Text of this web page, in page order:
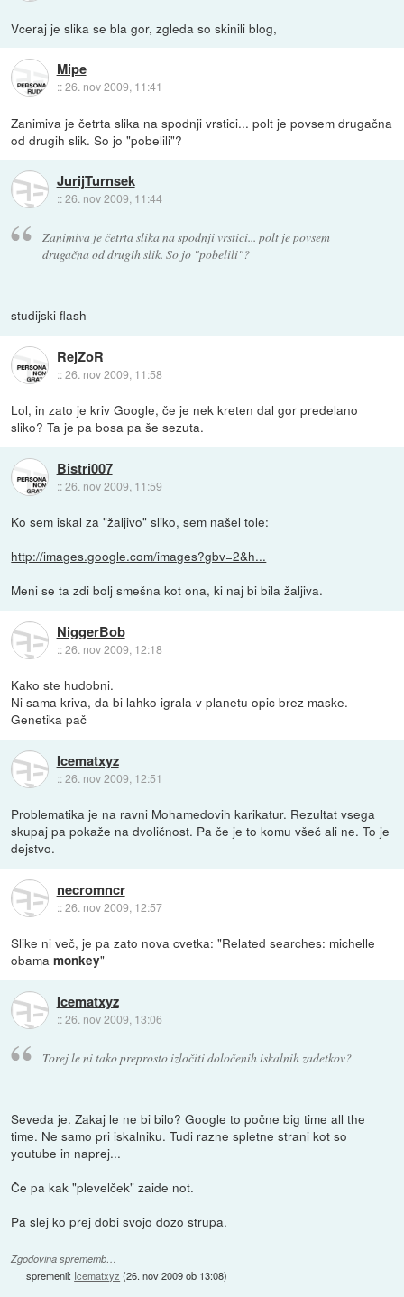
Vceraj je slika se bla gor, zgleda so skinili blog,
Mipe
::26. nov 2009, 11:41
Zanimiva je četrta slika na spodnji vrstici... polt je povsem drugačna
od drugih slik. So jo "pobelili"?
JurijTurnsek
::26. nov 2009, 11:44
Zanimiva je četrta slika na spodnji vrstici... polt je povsem
drugačna od drugih slik. So jo "pobelili"?
studijski flash
RejZoR
::26. nov 2009, 11:58
Lol, in zato je kriv Google, če je nek kreten dal gor predelano
sliko? Ta je pa bosa pa še sezuta.
Bistri007
::26. nov 2009, 11:59
Ko sem iskal za "žaljivo" sliko, sem našel tole:
http://images.google.com/images?gbv=2&h...
Meni se ta zdi bolj smešna kot ona, ki naj bi bila žaljiva.
NiggerBob
::26. nov 2009, 12:18
Kako ste hudobni.
Ni sama kriva, da bi lahko igrala v planetu opic brez maske.
Genetika pač
Icematxyz
::26. nov 2009, 12:51
Problematika je na ravni Mohamedovih karikatur. Rezultat vsega
skupaj pa pokaže na dvoličnost. Pa če je to komu všeč ali ne. To je
dejstvo.
necromncr
::26. nov 2009, 12:57
Slike ni več, je pa zato nova cvetka: "Related searches: michelle
obamamonkey"
Icematxyz
::26. nov 2009, 13:06
Torej le ni tako preprosto izločiti določenih iskalnih zadetkov?
Seveda je. Zakaj le ne bi bilo? Google to počne big time all the
time. Ne samo pri iskalniku. Tudi razne spletne strani kot so
youtube in naprej...
Če pa kak "plevelček" zaide not.
Pa slej ko prej dobi svojo dozo strupa.
Zgodovina sprememb…
spremenil: Icematxyz (26. nov 2009 ob 13:08)